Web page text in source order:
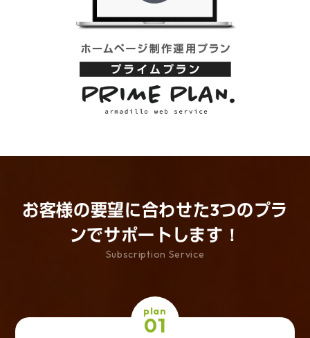
お客様の要望に合わせた3つのプラ
ンでサポートします！
Subscription Service
plan
01